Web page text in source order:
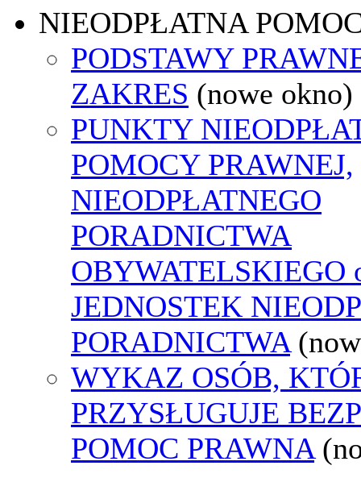
NIEODPŁATNA
PODSTAWY
ZAKRES (nowe okno)
PUNKTY
POMOCY PRAWNEJ,
NIEODPŁATNEGO
PORADNICTWA
OBYWATELSKIEGO
JEDNOSTEK
PORADNICTWA
WYKAZ OSÓB,
PRZYSŁUGUJE
POMOC PRAWNA